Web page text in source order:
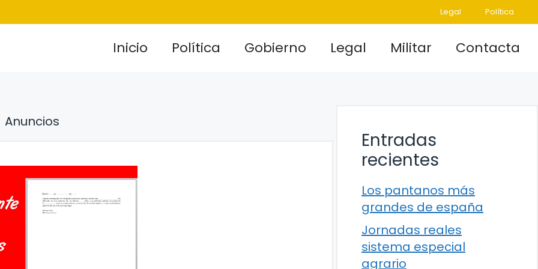
Legal Política
Inicio Política Gobierno Legal Militar Contacta
Anuncios
Entradas
recientes
Los pantanos más
grandes de españa
Jornadas reales
sistema especial
agrario